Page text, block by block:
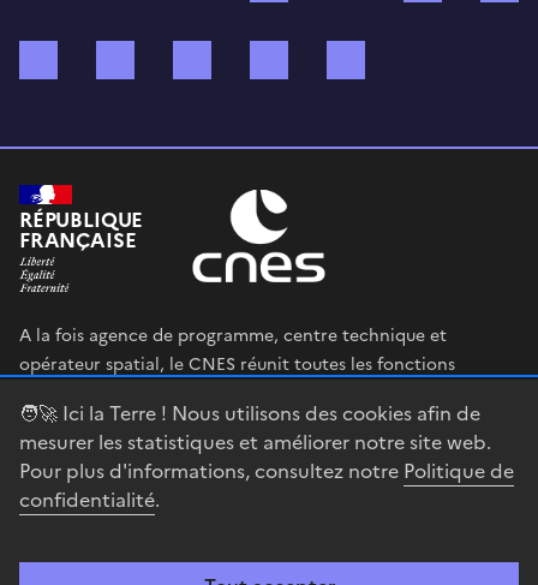
🧑‍🚀 Ici la Terre ! Nous utilisons des cookies afin de
mesurer les statistiques et améliorer notre site web.
Pour plus d'informations, consultez notre Politique de
confidentialité.
RÉPUBLIQUE
FRANÇAISE
A la fois agence de programme, centre technique et
opérateur spatial, le CNES réunit toutes les fonctions
en œuvre sa stratégie spatiale.
legifrance.gouv.fr
gouvernement.fr